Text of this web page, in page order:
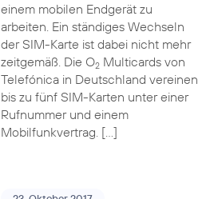
einem mobilen Endgerät zu
arbeiten. Ein ständiges Wechseln
der SIM-Karte ist dabei nicht mehr
zeitgemäß. Die O2Multicards von
Telefónica in Deutschland vereinen
bis zu fünf SIM-Karten unter einer
Rufnummer und einem
Mobilfunkvertrag. […]